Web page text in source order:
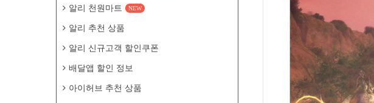
알리 천원마트 NEW
알리 추천 상품
알리 신규고객 할인쿠폰
배달앱 할인 정보
아이허브 추천 상품